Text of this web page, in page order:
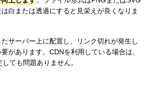
白または透過にすると見栄えが良くなりま
サーバー上に配置し、リンク切れが発生し
があります。CDNを利用している場合は、
ても問題ありません。